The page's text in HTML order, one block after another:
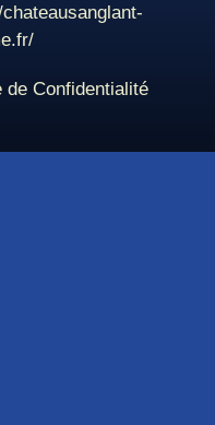
de Confidentialité